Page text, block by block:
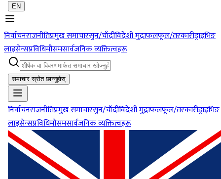
EN
निर्वाचनराजनीतिप्रमुख समाचारसुन/चाँदीविदेशी मुद्राफलफूल/तरकारीड्राइभिङ
लाइसेन्सप्रविधिमौसमसार्वजनिक व्यक्तित्वहरू
समाचार स्रोत छान्नुहोस्
निर्वाचनराजनीतिप्रमुख समाचारसुन/चाँदीविदेशी मुद्राफलफूल/तरकारीड्राइभिङ
लाइसेन्सप्रविधिमौसमसार्वजनिक व्यक्तित्वहरू